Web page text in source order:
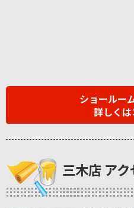
ショールー
詳しく
三木店 ア